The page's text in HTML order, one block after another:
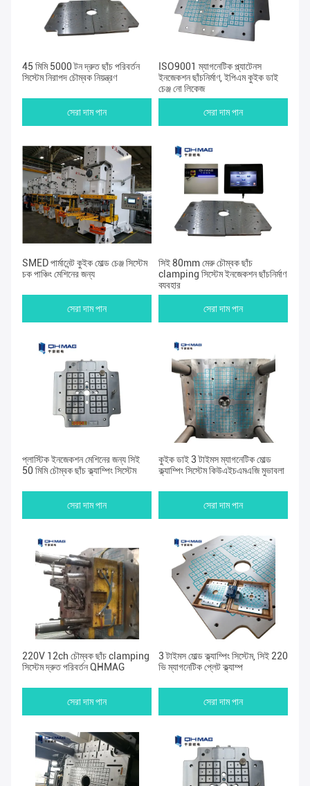
45 মিমি 5000 টন দ্রুত ছাঁচ পরিবর্তন
সিস্টেম নিরাপদ চৌম্বক নিয়ন্ত্রণ
সেরা দাম পান
ISO9001 ম্যাগনেটিক প্ল্যাটেনস
ইনজেকশন ছাঁচনির্মাণ, ইপিএম কুইক ডাই
চেঞ্জ নো লিকেজ
সেরা দাম পান
SMED পার্মানেন্ট কুইক মোল্ড চেঞ্জ সিস্টেম
চক পাঞ্চিং মেশিনের জন্য
সেরা দাম পান
সিই 80mm মেরু চৌম্বক ছাঁচ
clamping সিস্টেম ইনজেকশন ছাঁচনির্মাণ
ব্যবহার
সেরা দাম পান
প্লাস্টিক ইনজেকশন মেশিনের জন্য সিই
50 মিমি চৌম্বক ছাঁচ ক্ল্যাম্পিং সিস্টেম
সেরা দাম পান
কুইক ডাই 3 টাইমস ম্যাগনেটিক মোল্ড
ক্ল্যাম্পিং সিস্টেম কিউএইচএমএজি মুভাবলা
সেরা দাম পান
220V 12ch চৌম্বক ছাঁচ clamping
সিস্টেম দ্রুত পরিবর্তন QHMAG
সেরা দাম পান
3 টাইমস মোল্ড ক্ল্যাম্পিং সিস্টেম, সিই 220
ভি ম্যাগনেটিক প্লেট ক্ল্যাম্প
সেরা দাম পান